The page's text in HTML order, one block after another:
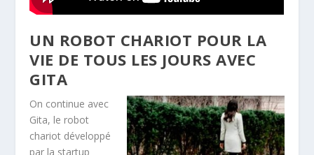
UN ROBOT CHARIOT POUR LA
VIE DE TOUS LES JOURS AVEC
GITA
On continue avec
Gita, le robot
chariot développé
par la startup